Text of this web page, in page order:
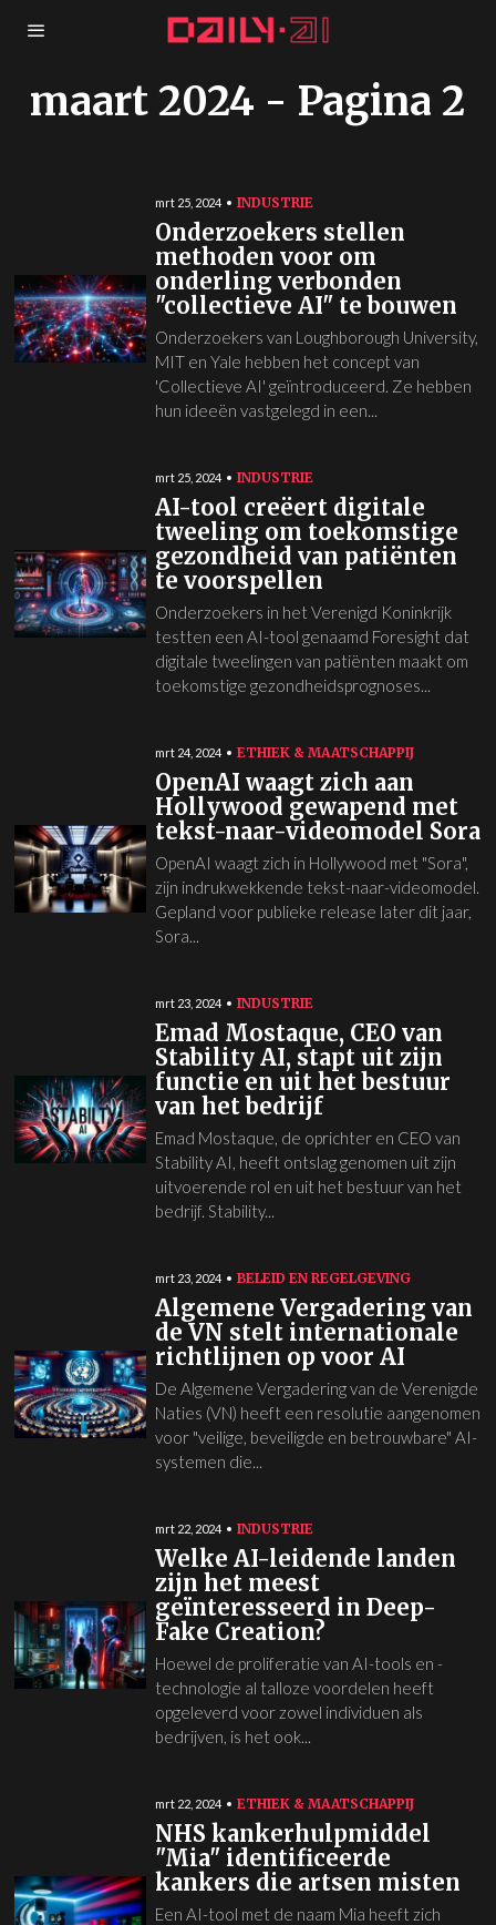
maart 2024 - Pagina 2
mrt 25, 2024 INDUSTRIE
Onderzoekers stellen
methoden voor om
onderling verbonden
"collectieve AI" te bouwen
Onderzoekers van Loughborough University,
MIT en Yale hebben het concept van
'Collectieve AI' geïntroduceerd. Ze hebben
hun ideeën vastgelegd in een...
mrt 25, 2024 INDUSTRIE
AI-tool creëert digitale
tweeling om toekomstige
gezondheid van patiënten
te voorspellen
Onderzoekers in het Verenigd Koninkrijk
testten een AI-tool genaamd Foresight dat
digitale tweelingen van patiënten maakt om
toekomstige gezondheidsprognoses...
mrt 24, 2024 ETHIEK & MAATSCHAPPIJ
OpenAI waagt zich aan
Hollywood gewapend met
tekst-naar-videomodel Sora
OpenAI waagt zich in Hollywood met "Sora",
zijn indrukwekkende tekst-naar-videomodel.
Gepland voor publieke release later dit jaar,
Sora...
mrt 23, 2024 INDUSTRIE
Emad Mostaque, CEO van
Stability AI, stapt uit zijn
functie en uit het bestuur
van het bedrijf
Emad Mostaque, de oprichter en CEO van
Stability AI, heeft ontslag genomen uit zijn
uitvoerende rol en uit het bestuur van het
bedrijf. Stability...
mrt 23, 2024 BELEID EN REGELGEVING
Algemene Vergadering van
de VN stelt internationale
richtlijnen op voor AI
De Algemene Vergadering van de Verenigde
Naties (VN) heeft een resolutie aangenomen
voor "veilige, beveiligde en betrouwbare" AI-
systemen die...
mrt 22, 2024 INDUSTRIE
Welke AI-leidende landen
zijn het meest
geïnteresseerd in Deep-
Fake Creation?
Hoewel de proliferatie van AI-tools en -
technologie al talloze voordelen heeft
opgeleverd voor zowel individuen als
bedrijven, is het ook...
mrt 22, 2024 ETHIEK & MAATSCHAPPIJ
NHS kankerhulpmiddel
"Mia" identificeerde
kankers die artsen misten
Een AI-tool met de naam Mia heeft zich